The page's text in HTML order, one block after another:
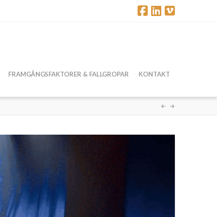
FRAMGÅNGSFAKTORER & FALLGROPAR KONTAKT